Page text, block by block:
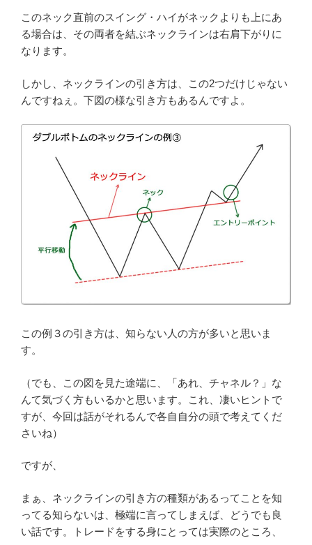
このネック直前のスイング・ハイがネックよりも上にあ
る場合は、その両者を結ぶネックラインは右肩下がりに
なります。
しかし、ネックラインの引き方は、この2つだけじゃない
んですねぇ。下図の様な引き方もあるんですよ。
この例３の引き方は、知らない人の方が多いと思いま
す。
（でも、この図を見た途端に、「あれ、チャネル？」な
んて気づく方もいるかと思います。これ、凄いヒントで
すが、今回は話がそれるんで各自自分の頭で考えてくだ
さいね）
ですが、
まぁ、ネックラインの引き方の種類があるってことを知
ってる知らないは、極端に言ってしまえば、どうでも良
い話です。トレードをする身にとっては実際のところ、